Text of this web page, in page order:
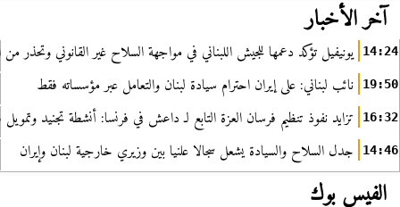
آخر الأخبار
14:24 يونيفيل تؤكد دعمها للجيش اللبناني في مواجهة السلاح غير القانوني وتحذر من
19:50 نائب لبناني: على إيران احترام سيادة لبنان والتعامل عبر مؤسساته فقط
16:32 تزايد نفوذ تنظيم فرسان العزة التابع لـ داعش في فرنسا: أنشطة تجنيد
14:46 جدل السلاح والسيادة يشعل سجالا علنيا بين وزيري خارجية لبنان وإيران
الفيس بوك